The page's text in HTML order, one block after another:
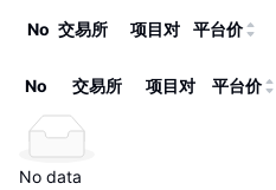
No 交易所 项目对 平台价
No 交易所 项目对 平台价
No data